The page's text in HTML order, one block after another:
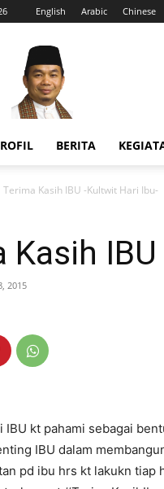
English Arabic Chinese
Jazuli
Juwaini,
MA
BERITA
Terima Kasih IBU -Kultwit Hari Ibu-
Kasih
2015
IBU kt pahami sebagai
IBU dalam
pd ibu hrs kt lakukn